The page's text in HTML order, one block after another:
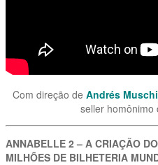
Com direção de Andrés
seller homônimo
ANNABELLE 2 – A CRIAÇÃO
MILHÕES DE BILHETERIA